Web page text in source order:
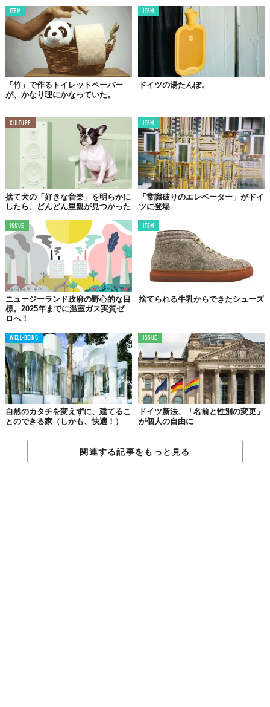
ITEM
「竹」で作るトイレットペーパー
が、かなり理にかなっていた。
ITEM
ドイツの湯たんぽ。
CULTURE
捨て犬の「好きな音楽」を明らかに
したら、どんどん里親が見つかった
ITEM
「常識破りのエレベーター」がドイ
ツに登場
ISSUE
ニュージーランド政府の野心的な目
標。2025年までに温室ガス実質ゼ
ロへ！
ITEM
捨てられる牛乳からできたシューズ
WELL-BEING
自然のカタチを変えずに、建てるこ
とのできる家（しかも、快適！）
ISSUE
ドイツ新法、「名前と性別の変更」
が個人の自由に
関連する記事をもっと見る